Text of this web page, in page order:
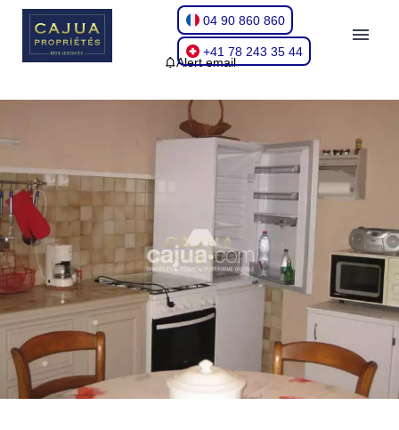
04 90 860 860
+41 78 243 35 44
Alert email